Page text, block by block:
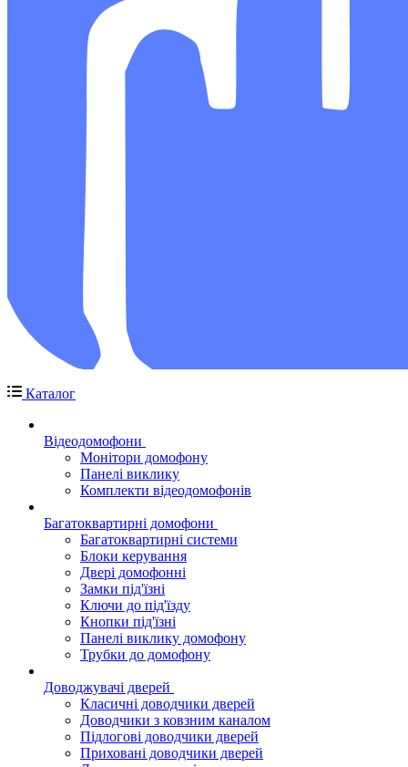
Каталог
Відеодомофони
Монітори домофону
Панелі виклику
Комплекти відеодомофонів
Багатоквартирні домофони
Багатоквартирні системи
Блоки керування
Двері домофонні
Замки під'їзні
Ключи до під'їзду
Кнопки під'їзні
Панелі виклику домофону
Трубки до домофону
Доводжувачі дверей
Класичні доводчики дверей
Доводчики з ковзним каналом
Підлогові доводчики дверей
Приховані доводчики дверей